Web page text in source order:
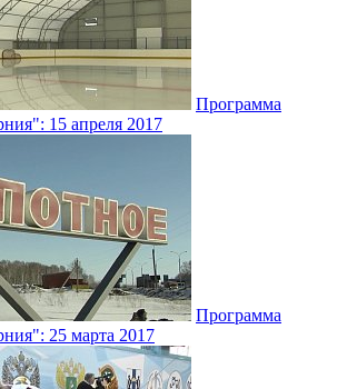
Программа
15 апреля 2017
Программа
25 марта 2017